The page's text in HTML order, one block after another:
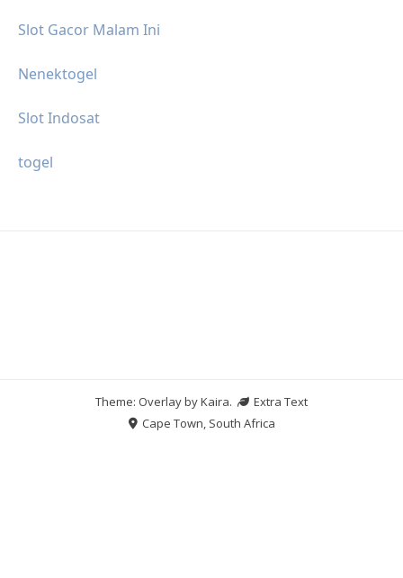
Slot Gacor Malam Ini
Nenektogel
Slot Indosat
togel
Theme: Overlay byKaira.
Extra Text
Cape Town, South Africa